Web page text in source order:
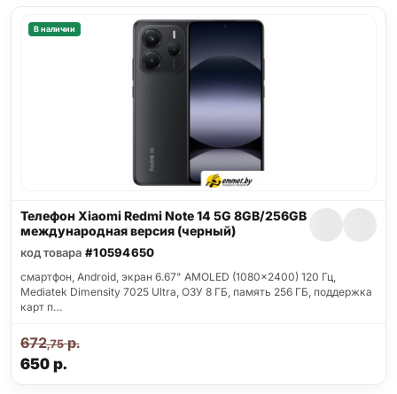
В наличии
Телефон Xiaomi Redmi Note 14 5G 8GB/256GB
международная версия (черный)
код товара #10594650
смартфон, Android, экран 6.67" AMOLED (1080x2400) 120 Гц,
Mediatek Dimensity 7025 Ultra, ОЗУ 8 ГБ, память 256 ГБ, поддержка
карт п…
650р.
672,75р.